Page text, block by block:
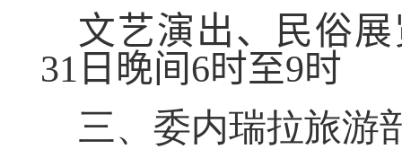
文艺演出、民俗
31 日晚间6时至9时
三、委内瑞拉旅游